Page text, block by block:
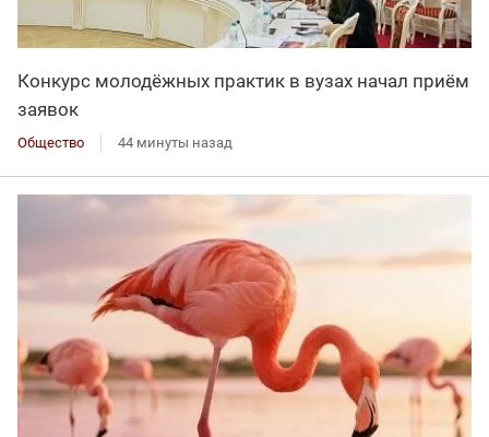
Конкурс молодёжных практик в вузах начал приём
заявок
Общество 44 минуты назад